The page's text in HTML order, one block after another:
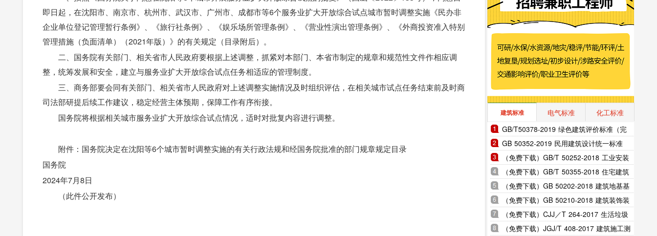
即日起，在沈阳市、南京市、杭州市、武汉市、广州市、成都市等6个服务业扩大开放综合试点城市暂时调整实施《民办非
企业单位登记管理暂行条例》、《旅行社条例》、《娱乐场所管理条例》、《营业性演出管理条例》、《外商投资准入特别
管理措施（负面清单）（2021年版）》的有关规定（目录附后）。
二、国务院有关部门、相关省市人民政府要根据上述调整，抓紧对本部门、本省市制定的规章和规范性文件作相应调
整，统筹发展和安全，建立与服务业扩大开放综合试点任务相适应的管理制度。
三、商务部要会同有关部门、相关省市人民政府对上述调整实施情况及时组织评估，在相关城市试点任务结束前及时商
司法部研提后续工作建议，稳定经营主体预期，保障工作有序衔接。
国务院将根据相关城市服务业扩大开放综合试点情况，适时对批复内容进行调整。
附件：国务院决定在沈阳等6个城市暂时调整实施的有关行政法规和经国务院批准的部门规章规定目录
国务院
2024年7月8日
（此件公开发布）
建筑标准 电气标准
化工标准
GB/T50378-2019 绿色建筑评价标准（完
整版）
GB 50352-2019 民用建筑设计统一标准
（完整版）
（免费下载）GB/T 50252-2018 工业安装
工程施工质量验收统-标准
（免费下载）GB/T 50355-2018 住宅建筑
室内振动限值及其测量方法标准
（免费下载）GB 50202-2018 建筑地基基
础工程施工质量验收标准
（免费下载）GB 50210-2018 建筑装饰装
修工程质量验收标准
（免费下载）CJJ／T 264-2017 生活垃圾
渗沥液膜生物反应处理系统技术规程
（免费下载）JGJ/T 408-2017 建筑施工测